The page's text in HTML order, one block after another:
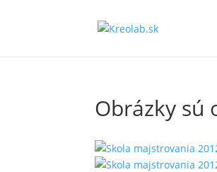
Obrázky sú